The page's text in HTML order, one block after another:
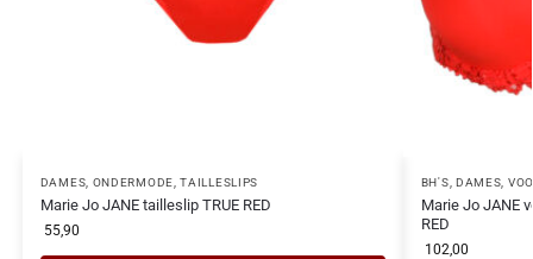
DAMES ONDERMODE ,TAILLESLIPS
Marie Jo JANE tailleslip TRUE RED
55,90
BH'S DAMES
Marie Jo JANE
RED
102,00